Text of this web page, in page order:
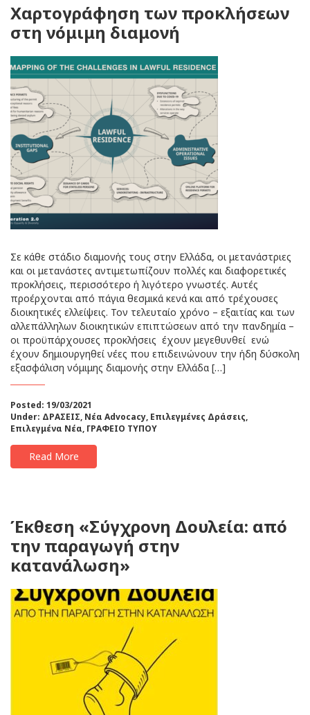
Χαρτογράφηση των προκλήσεων
στη νόμιμη διαμονή
Σε κάθε στάδιο διαμονής τους στην Ελλάδα, οι μετανάστριες
και οι μετανάστες αντιμετωπίζουν πολλές και διαφορετικές
προκλήσεις, περισσότερο ή λιγότερο γνωστές. Αυτές
προέρχονται από πάγια θεσμικά κενά και από τρέχουσες
διοικητικές ελλείψεις. Τον τελευταίο χρόνο – εξαιτίας και των
αλλεπάλληλων διοικητικών επιπτώσεων από την πανδημία –
οι προϋπάρχουσες προκλήσεις έχουν μεγεθυνθεί ενώ
έχουν δημιουργηθεί νέες που επιδεινώνουν την ήδη δύσκολη
εξασφάλιση νόμιμης διαμονής στην Ελλάδα […]
Posted: 19/03/2021
Under: ΔΡΑΣΕΙΣ, Νέα Advocacy, Επιλεγμένες Δράσεις,
Επιλεγμένα Νέα, ΓΡΑΦΕΙΟ ΤΥΠΟΥ
Read More
Έκθεση «Σύγχρονη Δουλεία: από
την παραγωγή στην
κατανάλωση»